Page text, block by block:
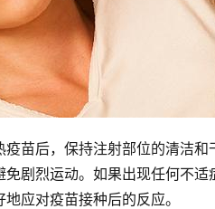
苗后，保持注射部位的清洁
剧烈运动。如果出现任何不
应对疫苗接种后的反应。